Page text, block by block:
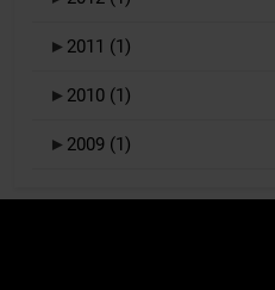
► 2011 (1)
► 2010 (1)
► 2009 (1)